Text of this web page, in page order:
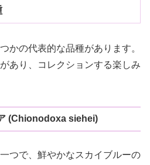
かの代表的な品種があります。
あり、コレクションする楽しみ
(Chionodoxa siehei)
つで、鮮やかなスカイブルーの